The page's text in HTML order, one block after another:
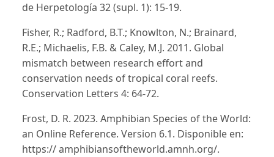
de Herpetología 32 (supl. 1): 15-19.
Fisher, R.; Radford, B.T.; Knowlton, N.; Brainard,
R.E.; Michaelis, F.B. & Caley, M.J. 2011. Global
mismatch between research effort and
conservation needs of tropical coral reefs.
Conservation Letters 4: 64-72.
Frost, D. R. 2023. Amphibian Species of the World:
an Online Reference. Version 6.1. Disponible en:
https:// amphibiansoftheworld.amnh.org/.